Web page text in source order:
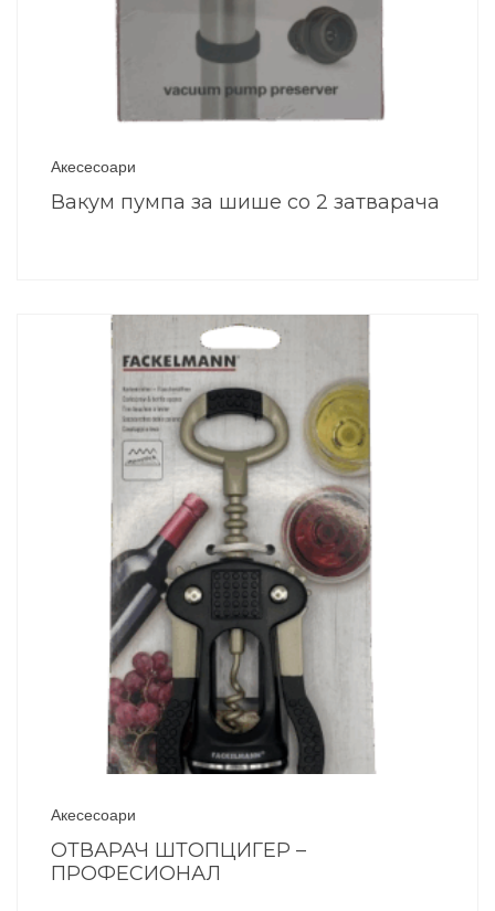
Акесесоари
Вакум пумпа за шише со 2 затварача
Акесесоари
ОТВАРАЧ ШТОПЦИГЕР –
ПРОФЕСИОНАЛ